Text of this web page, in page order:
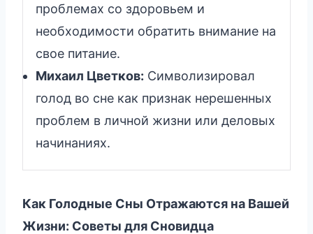
проблемах со здоровьем и
необходимости обратить внимание на
свое питание.
Михаил Цветков: Символизировал
голод во сне как признак нерешенных
проблем в личной жизни или деловых
начинаниях.
Как Голодные Сны Отражаются на Вашей
Жизни: Советы для Сновидца